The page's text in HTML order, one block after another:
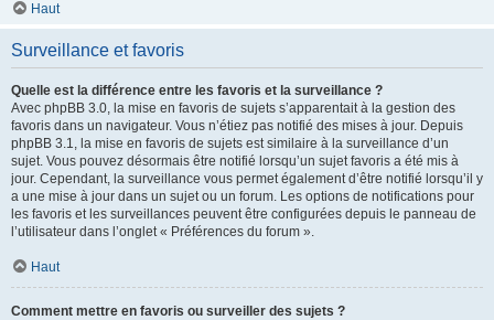
Haut
Surveillance et favoris
Quelle est la différence entre les favoris et la surveillance ?
Avec phpBB 3.0, la mise en favoris de sujets s’apparentait à la gestion des
favoris dans un navigateur. Vous n’étiez pas notifié des mises à jour. Depuis
phpBB 3.1, la mise en favoris de sujets est similaire à la surveillance d’un
sujet. Vous pouvez désormais être notifié lorsqu’un sujet favoris a été mis à
jour. Cependant, la surveillance vous permet également d’être notifié lorsqu’il y
a une mise à jour dans un sujet ou un forum. Les options de notifications pour
les favoris et les surveillances peuvent être configurées depuis le panneau de
l’utilisateur dans l’onglet « Préférences du forum ».
Haut
Comment mettre en favoris ou surveiller des sujets ?